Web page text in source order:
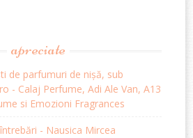
apreciate
de parfumuri de nișă, sub
- Calaj Perfume, Adi Ale Van, A13
si Emozioni Fragrances
- Nausica Mircea